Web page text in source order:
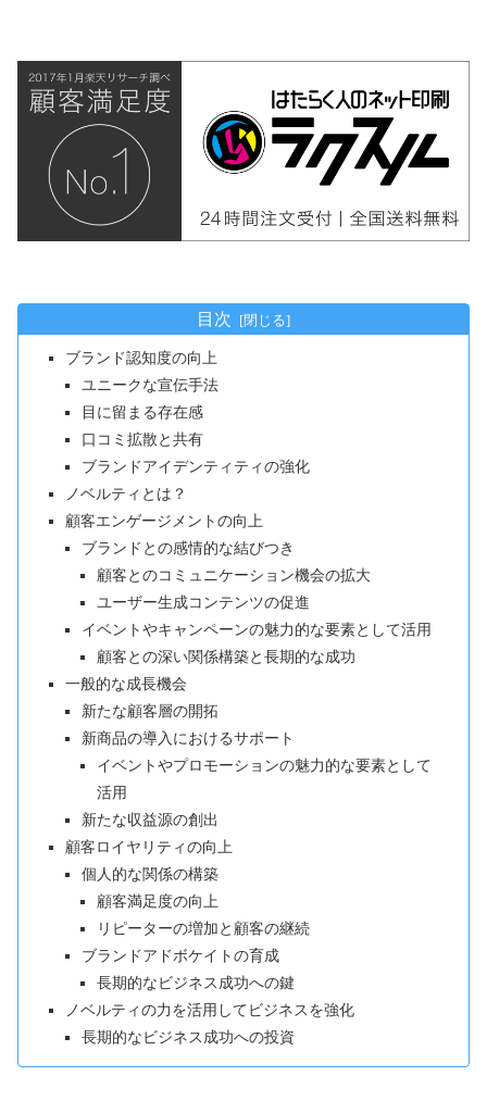
目次
ブランド認知度の向上
ユニークな宣伝手法
目に留まる存在感
口コミ拡散と共有
ブランドアイデンティティの強化
ノベルティとは？
顧客エンゲージメントの向上
ブランドとの感情的な結びつき
顧客とのコミュニケーション機会の拡大
ユーザー生成コンテンツの促進
イベントやキャンペーンの魅力的な要素として活用
顧客との深い関係構築と長期的な成功
一般的な成長機会
新たな顧客層の開拓
新商品の導入におけるサポート
イベントやプロモーションの魅力的な要素として
活用
新たな収益源の創出
顧客ロイヤリティの向上
個人的な関係の構築
顧客満足度の向上
リピーターの増加と顧客の継続
ブランドアドボケイトの育成
長期的なビジネス成功への鍵
ノベルティの力を活用してビジネスを強化
長期的なビジネス成功への投資